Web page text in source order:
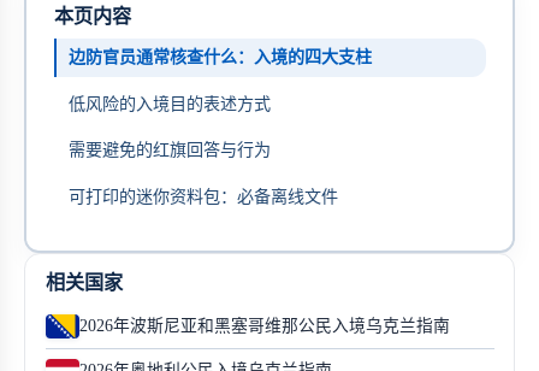
本页内容
边防官员通常核查什么：入境的四大支柱
低风险的入境目的表述方式
需要避免的红旗回答与行为
可打印的迷你资料包：必备离线文件
相关国家
2026年波斯尼亚和黑塞哥维那公民入境乌克兰指南